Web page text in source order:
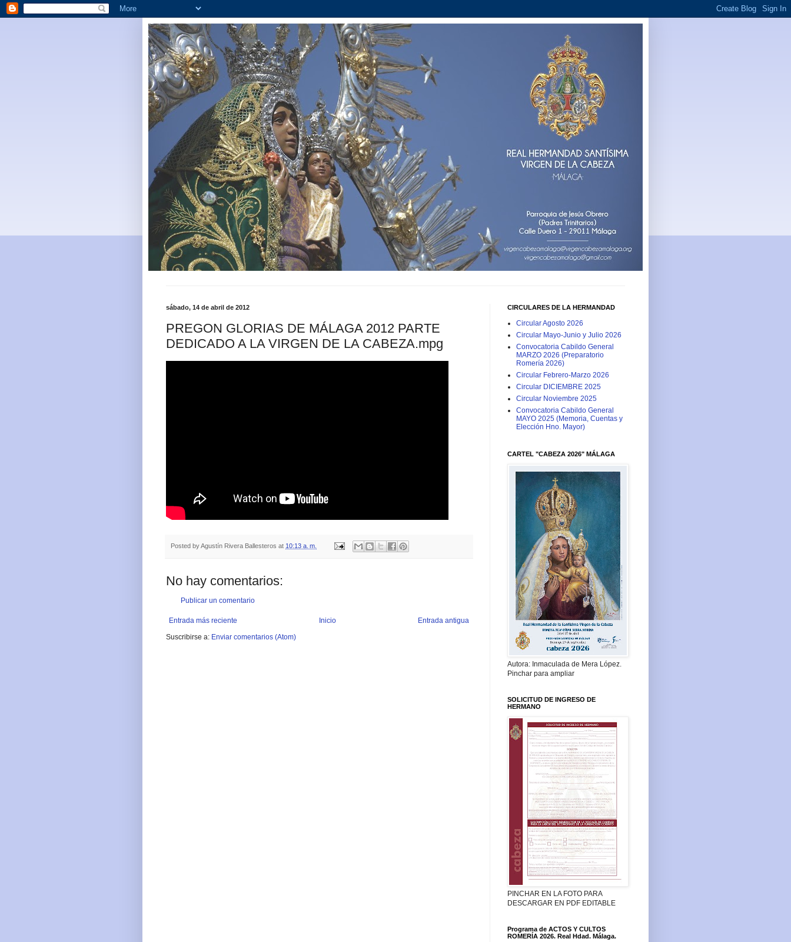
sábado, 14 de abril de 2012
PREGON GLORIAS DE MÁLAGA 2012 PARTE
DEDICADO A LA VIRGEN DE LA CABEZA.mpg
Posted byAgustín Rivera Ballesteros at 10:13 a. m.
No hay comentarios:
Publicar un comentario
Entrada más reciente Entrada antigua
Inicio
Suscribirse a: Enviar comentarios (Atom)
CIRCULARES DE LA HERMANDAD
Circular Agosto 2026
Circular Mayo-Junio y Julio 2026
Convocatoria Cabildo General
MARZO 2026 (Preparatorio
Romería 2026)
Circular Febrero-Marzo 2026
Circular DICIEMBRE 2025
Circular Noviembre 2025
Convocatoria Cabildo General
MAYO 2025 (Memoria, Cuentas y
Elección Hno. Mayor)
CARTEL "CABEZA 2026" MÁLAGA
Autora: Inmaculada de Mera López.
Pinchar para ampliar
SOLICITUD DE INGRESO DE
HERMANO
PINCHAR EN LA FOTO PARA
DESCARGAR EN PDF EDITABLE
Programa de ACTOS Y CULTOS
ROMERÍA 2026. Real Hdad. Málaga.